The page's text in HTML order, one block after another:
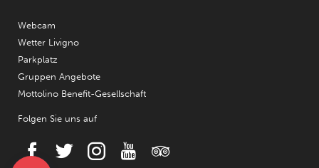
Webcam
Wetter Livigno
Parkplatz
Gruppen Angebote
Mottolino Benefit-Gesellschaft
Folgen Sie uns auf